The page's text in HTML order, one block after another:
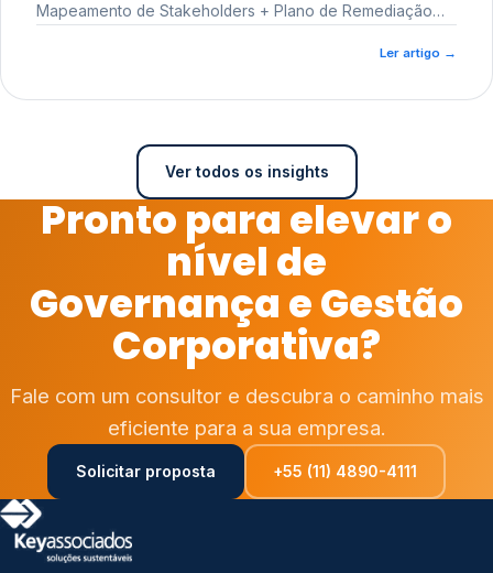
Mapeamento de Stakeholders + Plano de Remediação
Ler artigo →
Ver todos os insights
Pronto para elevar o
nível de
Governança e Gestão
Corporativa?
Fale com um consultor e descubra o caminho mais
eficiente para a sua empresa.
Solicitar proposta +55 (11) 4890-4111